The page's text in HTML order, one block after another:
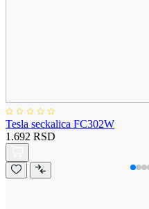
Tesla seckalica FC302W
1.692 RSD